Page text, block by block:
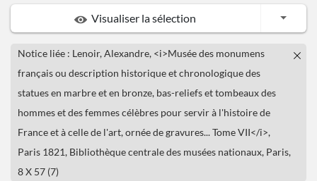
Visualiser la sélection Toggle
Notice liée : Lenoir, Alexandre, <i>Musée des monumens
français ou description historique et chronologique des
statues en marbre et en bronze, bas-reliefs et tombeaux des
hommes et des femmes célèbres pour servir à l'histoire de
France et à celle de l'art, ornée de gravures... Tome VII</i>,
Paris 1821, Bibliothèque centrale des musées nationaux, Paris,
8 X 57 (7)